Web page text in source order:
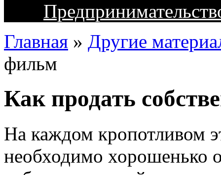
Главная » Другие
фильм
Как продать
На каждом кропотливом
необходимо хорошенько